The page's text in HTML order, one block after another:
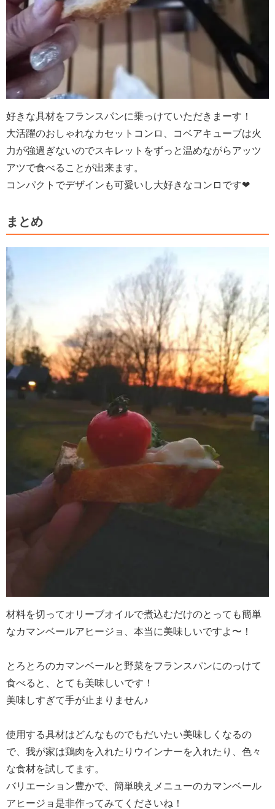
好きな具材をフランスパンに乗っけていただきまーす！
大活躍のおしゃれなカセットコンロ、コベアキューブは火
力が強過ぎないのでスキレットをずっと温めながらアッツ
アツで食べることが出来ます。
コンパクトでデザインも可愛いし大好きなコンロです❤
まとめ
材料を切ってオリーブオイルで煮込むだけのとっても簡単
なカマンベールアヒージョ、本当に美味しいですよ〜！
とろとろのカマンベールと野菜をフランスパンにのっけて
食べると、とても美味しいです！
美味しすぎて手が止まりません♪
使用する具材はどんなものでもだいたい美味しくなるの
で、我が家は鶏肉を入れたりウインナーを入れたり、色々
な食材を試してます。
バリエーション豊かで、簡単映えメニューのカマンベール
アヒージョ是非作ってみてくださいね！